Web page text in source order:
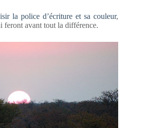
la police d’écriture et sa couleur,
feront avant tout la différence.